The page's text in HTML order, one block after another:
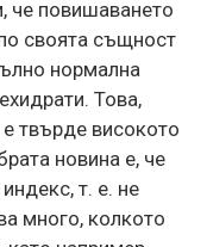
че повишаването
своята същност
нормална
Това,
твърде високото
новина е, че
т. е. не
много, колкото